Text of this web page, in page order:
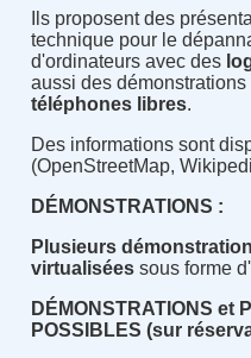
Ils proposent des
technique pour le
d'ordinateurs avec des
aussi des démonstrations
téléphones libres.
Des informations sont
(OpenStreetMap,
DÉMONSTRATIONS :
Plusieurs
virtualiséessous forme d'
DÉMONSTRATIONS et
POSSIBLES (sur